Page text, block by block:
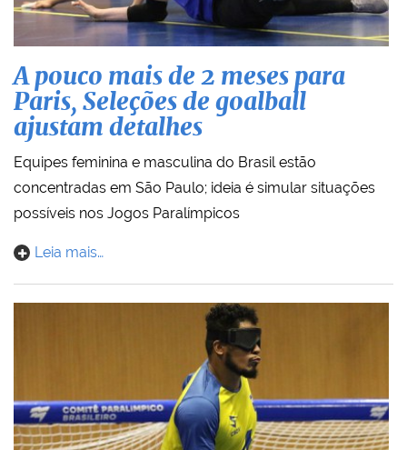
A pouco mais de 2 meses para
Paris, Seleções de goalball
ajustam detalhes
Equipes feminina e masculina do Brasil estão
concentradas em São Paulo; ideia é simular situações
possíveis nos Jogos Paralímpicos
Leia mais…